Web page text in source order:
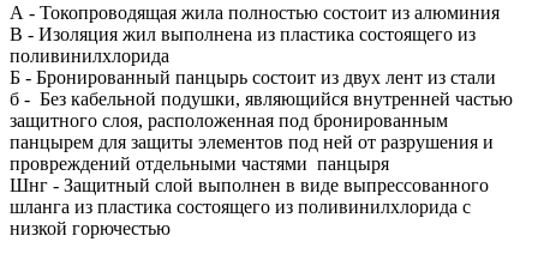
А - Токопроводящая жила полностью состоит из алюминия
В - Изоляция жил выполнена из пластика состоящего из
поливинилхлорида
Б - Бронированный панцырь состоит из двух лент из стали
б - Без кабельной подушки, являющийся внутренней частью
защитного слоя, расположенная под бронированным
панцырем для защиты элементов под ней от разрушения и
провреждений отдельными частями панцыря
Шнг - Защитный слой выполнен в виде выпрессованного
шланга из пластика состоящего из поливинилхлорида с
низкой горючестью